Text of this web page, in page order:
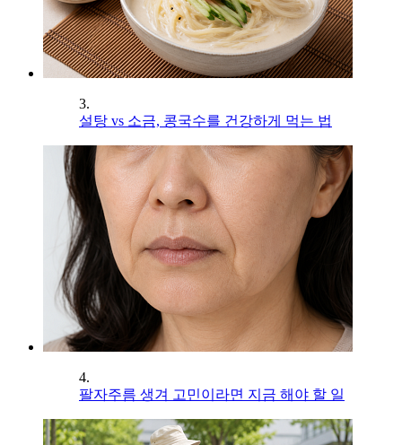
3.
설탕 vs 소금, 콩국수를 건강하게 먹는 법
4.
팔자주름 생겨 고민이라면 지금 해야 할 일